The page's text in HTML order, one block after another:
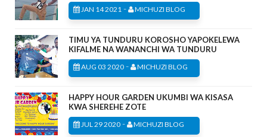
JAN 14 2021 - MICHUZI BLOG
TIMU YA TUNDURU KOROSHO YAPOKELEWA
KIFALME NA WANANCHI WA TUNDURU
AUG 03 2020 - MICHUZI BLOG
HAPPY HOUR GARDEN UKUMBI WA KISASA
KWA SHEREHE ZOTE
JUL 29 2020 - MICHUZI BLOG